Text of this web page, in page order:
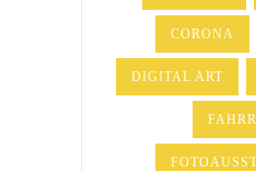
CORONA
DIGITAL ART